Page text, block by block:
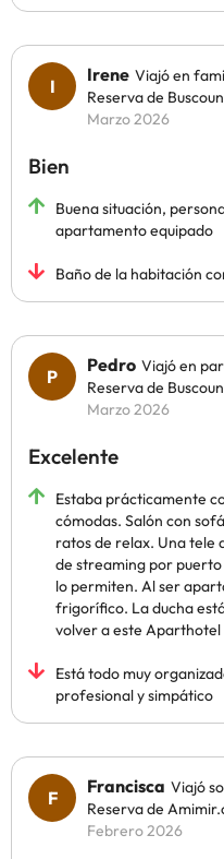
Irene Viajó en
Reserva de
Marzo 2026
Bien
Buena situación,
apartamento equipado
Baño de la habitación
Pedro Viajó en
Reserva de
Marzo 2026
Excelente
Estaba prácticamente
cómodas. Salón con
ratos de relax. Una tele
de streaming por puerto
lo permiten. Al ser
frigorífico. La ducha
volver a este Aparthotel
Está todo muy
profesional y simpático
Francisca Viajó
Reserva de
Febrero 2026